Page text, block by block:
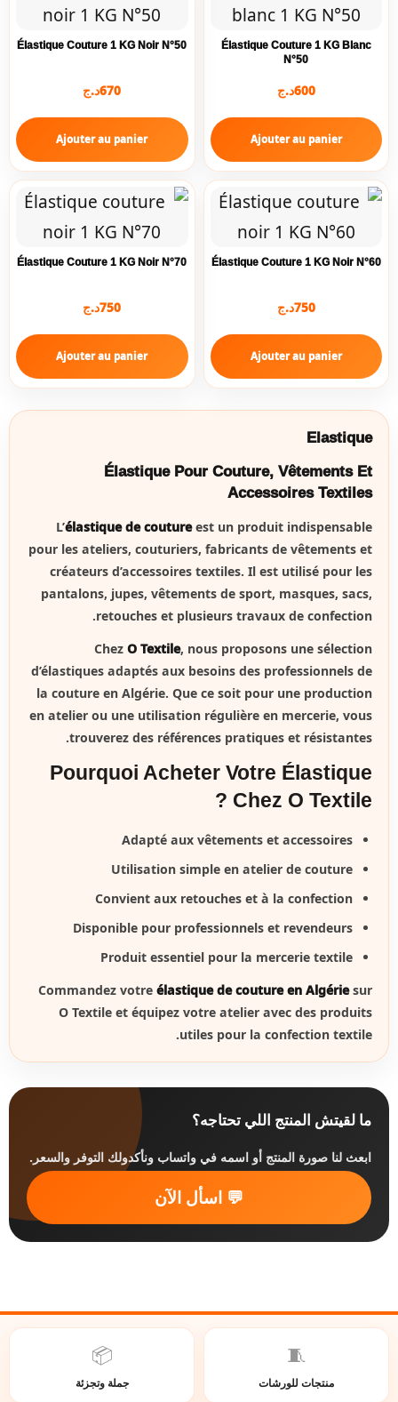
Élastique Couture 1 KG Blanc
N°50
600د.ج
Ajouter au panier
Élastique Couture 1 KG Noir N°50
670د.ج
Ajouter au panier
Élastique Couture 1 KG Noir N°60
750د.ج
Ajouter au panier
Élastique Couture 1 KG Noir N°70
750د.ج
Ajouter au panier
Elastique
Élastique Pour Couture, Vêtements Et
Accessoires Textiles
L’élastique de coutureest un produit indispensable
pour les ateliers, couturiers, fabricants de vêtements et
créateurs d’accessoires textiles. Il est utilisé pour les
pantalons, jupes, vêtements de sport, masques, sacs,
retouches et plusieurs travaux de confection.
Chez O Textile, nous proposons une sélection
d’élastiques adaptés aux besoins des professionnels de
la couture en Algérie. Que ce soit pour une production
en atelier ou une utilisation régulière en mercerie, vous
trouverez des références pratiques et résistantes.
Pourquoi Acheter Votre Élastique
Chez O Textile ?
Adapté aux vêtements et accessoires
Utilisation simple en atelier de couture
Convient aux retouches et à la confection
Disponible pour professionnels et revendeurs
Produit essentiel pour la mercerie textile
Commandez votre élastique de couture en Algériesur
O Textile et équipez votre atelier avec des produits
utiles pour la confection textile.
ما لقيتش المنتج اللي تحتاجه؟
ابعث لنا صورة المنتج أو اسمه في واتساب ونأكدولك التوفر والسعر.
💬 اسأل الآن
🧵
منتجات للورشات
📦
جملة وتجزئة